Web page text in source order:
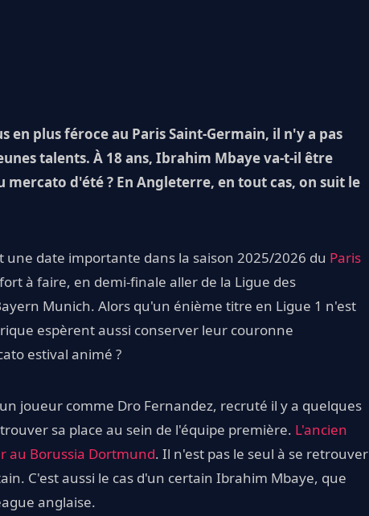
en plus féroce au Paris Saint-Germain, il n'y a pas
talents. À 18 ans, Ibrahim Mbaye va-t-il être
mercato d'été ? En Angleterre, en tout cas, on suit le
une date importante dans la saison 2025/2026 du Paris
à faire, en demi-finale aller de la Ligue des
Munich. Alors qu'un énième titre en Ligue 1 n'est
espèrent aussi conserver leur couronne
estival animé ?
joueur comme Dro Fernandez, recruté il y a quelques
sa place au sein de l'équipe première. L'ancien
au Borussia Dortmund. Il n'est pas le seul à se retrouver
C'est aussi le cas d'un certain Ibrahim Mbaye, que
anglaise.